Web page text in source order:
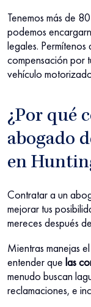
Tenemos más de
podemos
legales.
compensación por
vehículo
¿Por qué
abogado
en
Contratar a un
mejorar tus
mereces después
Mientras manejas
entender que las
menudo buscan
reclamaciones, e